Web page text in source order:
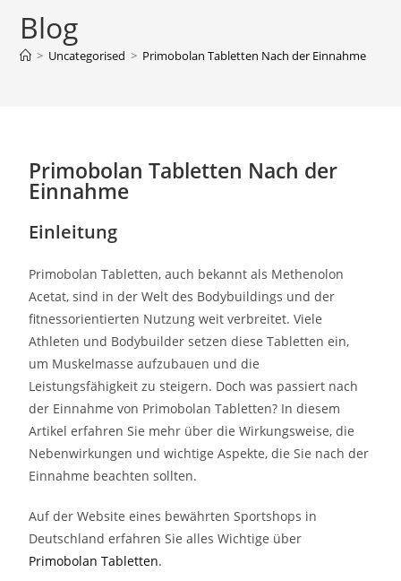
Blog
> Uncategorised > Primobolan Tabletten Nach der Einnahme
Primobolan Tabletten Nach der
Einnahme
Einleitung
Primobolan Tabletten, auch bekannt als Methenolon
Acetat, sind in der Welt des Bodybuildings und der
fitnessorientierten Nutzung weit verbreitet. Viele
Athleten und Bodybuilder setzen diese Tabletten ein,
um Muskelmasse aufzubauen und die
Leistungsfähigkeit zu steigern. Doch was passiert nach
der Einnahme von Primobolan Tabletten? In diesem
Artikel erfahren Sie mehr über die Wirkungsweise, die
Nebenwirkungen und wichtige Aspekte, die Sie nach der
Einnahme beachten sollten.
Auf der Website eines bewährten Sportshops in
Deutschland erfahren Sie alles Wichtige über
Primobolan Tabletten.